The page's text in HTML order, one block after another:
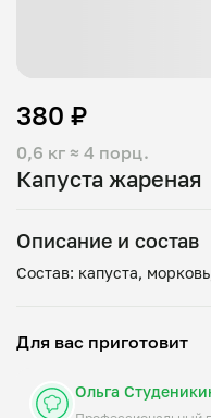
Капуста жареная
0,6 кг ≈ 4 порц.
380 ₽
Описание и состав
Для вас приготовит
Ольга